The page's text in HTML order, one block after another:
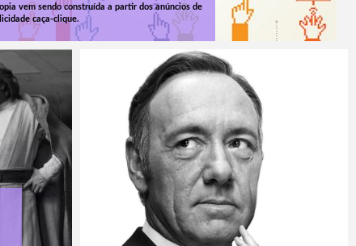
vem sendo construída a partir dos anúncios de
caça-clique.